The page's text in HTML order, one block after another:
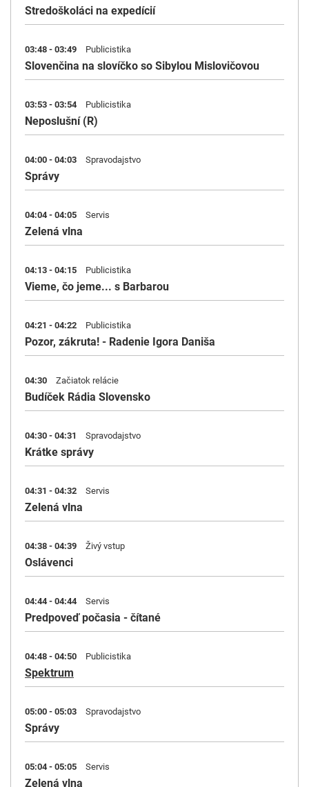
Stredoškoláci na expedícií
03:48 - 03:49 Publicistika
Slovenčina na slovíčko so Sibylou Mislovičovou
03:53 - 03:54 Publicistika
Neposlušní (R)
04:00 - 04:03 Spravodajstvo
Správy
04:04 - 04:05 Servis
Zelená vlna
04:13 - 04:15 Publicistika
Vieme, čo jeme... s Barbarou
04:21 - 04:22 Publicistika
Pozor, zákruta! - Radenie Igora Daniša
04:30 Začiatok relácie
Budíček Rádia Slovensko
04:30 - 04:31 Spravodajstvo
Krátke správy
04:31 - 04:32 Servis
Zelená vlna
04:38 - 04:39 Živý vstup
Oslávenci
04:44 - 04:44 Servis
Predpoveď počasia - čítané
04:48 - 04:50 Publicistika
Spektrum
05:00 - 05:03 Spravodajstvo
Správy
05:04 - 05:05 Servis
Zelená vlna